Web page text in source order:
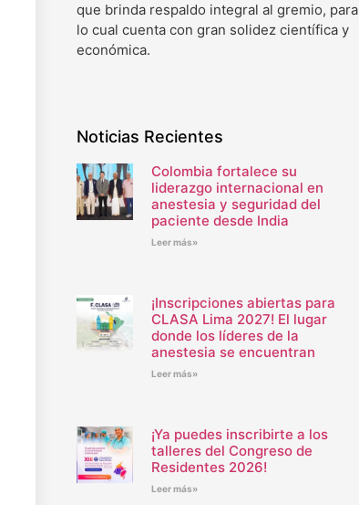
que brinda respaldo integral al gremio, para
lo cual cuenta con gran solidez científica y
económica.
Noticias Recientes
Colombia fortalece su
liderazgo internacional en
anestesia y seguridad del
paciente desde India
Leer más»
¡Inscripciones abiertas para
CLASA Lima 2027! El lugar
donde los líderes de la
anestesia se encuentran
Leer más»
¡Ya puedes inscribirte a los
talleres del Congreso de
Residentes 2026!
Leer más»